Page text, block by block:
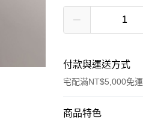
付款與運送方式
宅配滿NT$5,000免運
付款方式
商品特色